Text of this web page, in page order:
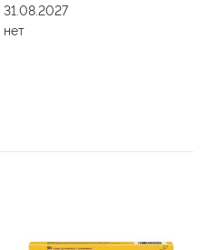
31.08.2027
нет